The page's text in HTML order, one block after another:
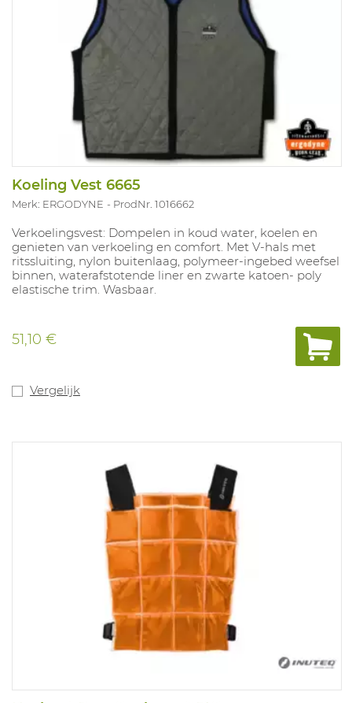
Koeling Vest 6665
Merk: ERGODYNE ProdNr. 1016662
Verkoelingsvest: Dompelen in koud water, koelen en
genieten van verkoeling en comfort. Met V-hals met
ritssluiting, nylon buitenlaag, polymeer-ingebed weefsel
binnen, waterafstotende liner en zwarte katoen- poly
elastische trim. Wasbaar.
51,10 €
Vergelijk